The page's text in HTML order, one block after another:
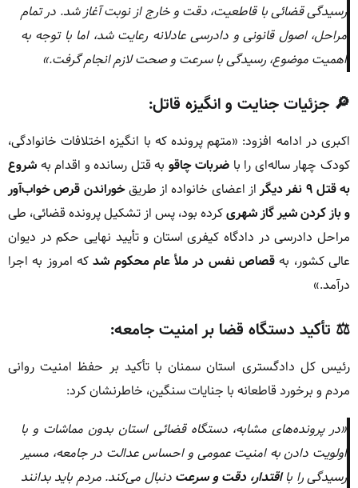
رسیدگی قضائی با قاطعیت، دقت و خارج از نوبت آغاز شد. در تمام
مراحل، اصول قانونی و دادرسی عادلانه رعایت شد، اما با توجه به
اهمیت موضوع، رسیدگی با سرعت و صحت لازم انجام گرفت.»
🔎 جزئیات جنایت و انگیزه قاتل:
اکبری در ادامه افزود: «متهم پرونده که با انگیزه اختلافات خانوادگی،
کودک چهار ساله‌ای را با ضربات چاقو به قتل رسانده و اقدام به شروع
به قتل ۹ نفر دیگر
از اعضای خانواده از طریقخوراندن قرص خواب‌آور
و باز کردن شیر گاز شهریکرده بود، پس از تشکیل پرونده قضائی، طی
مراحل دادرسی در دادگاه کیفری استان و تأیید نهایی حکم در دیوان
عالی کشور، به قصاص نفس در ملأ عام محکوم شدکه امروز به اجرا
درآمد.»
⚖️ تأکید دستگاه قضا بر امنیت جامعه:
رئیس کل دادگستری استان سمنان با تأکید بر حفظ امنیت روانی
مردم و برخورد قاطعانه با جنایات سنگین، خاطرنشان کرد:
«در پرونده‌های مشابه، دستگاه قضائی استان بدون مماشات و با
اولویت دادن به امنیت عمومی و احساس عدالت در جامعه، مسیر
رسیدگی را بااقتدار، دقت و سرعت دنبال می‌کند. مردم باید بدانند